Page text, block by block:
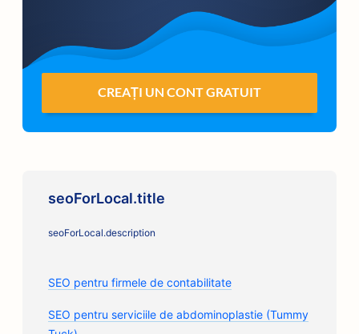
CREAȚI UN CONT GRATUIT
seoForLocal.title
seoForLocal.description
SEO pentru firmele de contabilitate
SEO pentru serviciile de abdominoplastie (Tummy